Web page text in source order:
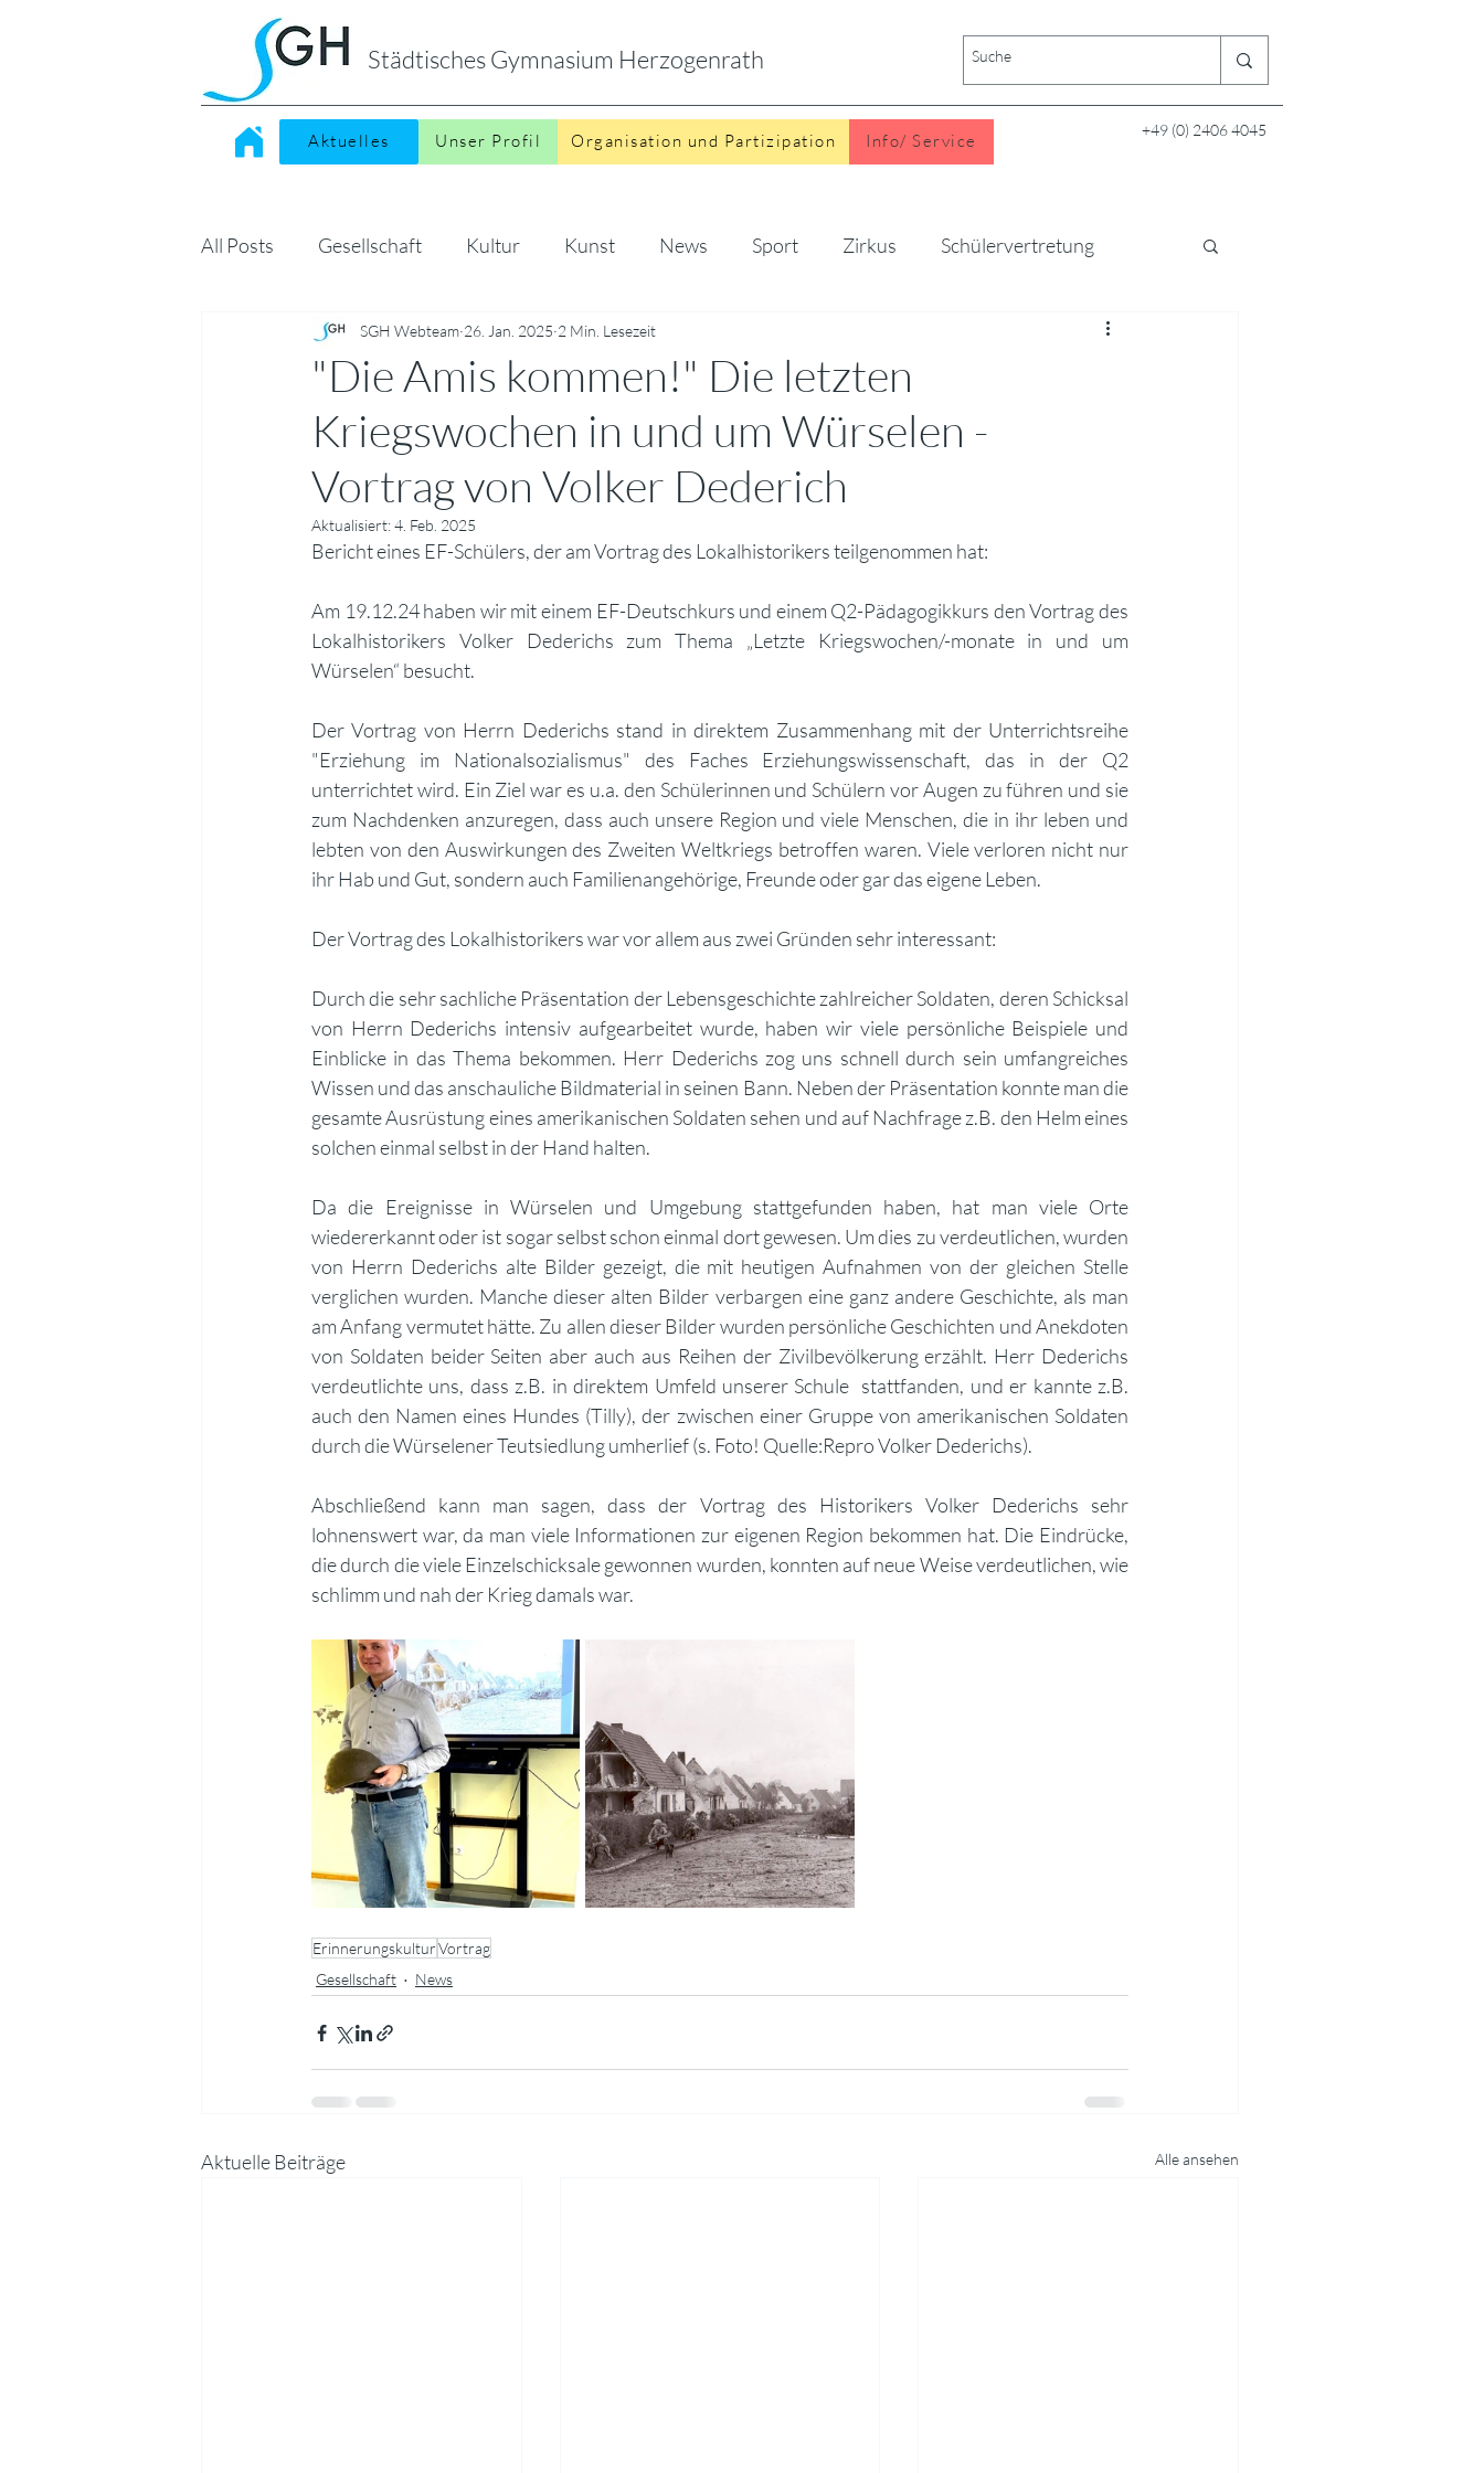
Städtisches Gymnasium Herzogenrath
Aktuelles Unser Profil Organisation und Partizipation Info/ Service
+49 (0) 2406 4045
All Posts Gesellschaft Kultur Kunst News Sport Zirkus Schülervertretung
Sonstiges MINT Kino
"Die Amis kommen!" Die letzten
Kriegswochen in und um Würselen -
Vortrag von Volker Dederich
SGH Webteam 26. Jan. 2025 2 Min. Lesezeit
Aktualisiert:4. Feb. 2025
Bericht eines EF-Schülers, der am Vortrag des Lokalhistorikers teilgenommen hat:
Am 19.12.24 haben wir mit einem EF-Deutschkurs und einem Q2-Pädagogikkurs den Vortrag des
Lokalhistorikers Volker Dederichs zum Thema „Letzte Kriegswochen/-monate in und um
Würselen“ besucht.
Der Vortrag von Herrn Dederichs stand in direktem Zusammenhang mit der Unterrichtsreihe
"Erziehung im Nationalsozialismus" des Faches Erziehungswissenschaft, das in der Q2
unterrichtet wird. Ein Ziel war es u.a. den Schülerinnen und Schülern vor Augen zu führen und sie
zum Nachdenken anzuregen, dass auch unsere Region und viele Menschen, die in ihr leben und
lebten von den Auswirkungen des Zweiten Weltkriegs betroffen waren. Viele verloren nicht nur
ihr Hab und Gut, sondern auch Familienangehörige, Freunde oder gar das eigene Leben.
Der Vortrag des Lokalhistorikers war vor allem aus zwei Gründen sehr interessant:
Durch die sehr sachliche Präsentation der Lebensgeschichte zahlreicher Soldaten, deren Schicksal
von Herrn Dederichs intensiv aufgearbeitet wurde, haben wir viele persönliche Beispiele und
Einblicke in das Thema bekommen. Herr Dederichs zog uns schnell durch sein umfangreiches
Wissen und das anschauliche Bildmaterial in seinen Bann. Neben der Präsentation konnte man die
gesamte Ausrüstung eines amerikanischen Soldaten sehen und auf Nachfrage z.B. den Helm eines
solchen einmal selbst in der Hand halten.
Da die Ereignisse in Würselen und Umgebung stattgefunden haben, hat man viele Orte
wiedererkannt oder ist sogar selbst schon einmal dort gewesen. Um dies zu verdeutlichen, wurden
von Herrn Dederichs alte Bilder gezeigt, die mit heutigen Aufnahmen von der gleichen Stelle
verglichen wurden. Manche dieser alten Bilder verbargen eine ganz andere Geschichte, als man
am Anfang vermutet hätte. Zu allen dieser Bilder wurden persönliche Geschichten und Anekdoten
von Soldaten beider Seiten aber auch aus Reihen der Zivilbevölkerung erzählt. Herr Dederichs
verdeutlichte uns, dass z.B. in direktem Umfeld unserer Schule  stattfanden, und er kannte z.B.
auch den Namen eines Hundes (Tilly), der zwischen einer Gruppe von amerikanischen Soldaten
durch die Würselener Teutsiedlung umherlief (s. Foto! Quelle:Repro Volker Dederichs).
Abschließend kann man sagen, dass der Vortrag des Historikers Volker Dederichs sehr
lohnenswert war, da man viele Informationen zur eigenen Region bekommen hat. Die Eindrücke,
die durch die viele Einzelschicksale gewonnen wurden, konnten auf neue Weise verdeutlichen, wie
schlimm und nah der Krieg damals war.
ErinnerungskulturVortrag
Gesellschaft
News
Aktuelle Beiträge Alle ansehen